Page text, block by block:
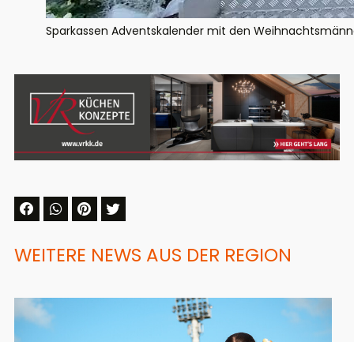
Sparkassen Adventskalender mit den
WEITERE NEWS AUS DER REGION